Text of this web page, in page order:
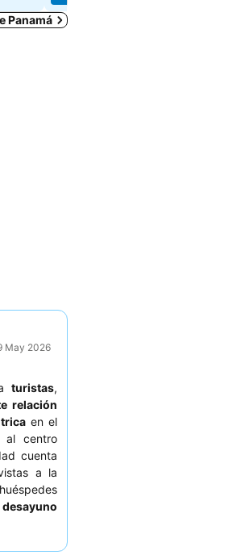
Panamá
May 2026
turistas,
relación
en el
al centro
cuenta
a la
desayuno
una